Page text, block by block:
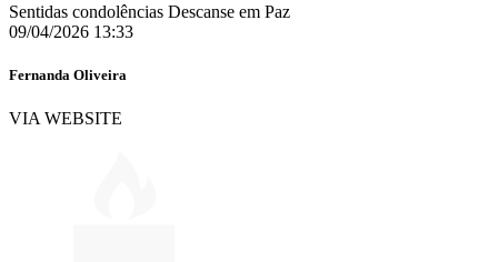
Sentidas condolências Descanse em Paz
09/04/2026 13:33
Fernanda Oliveira
VIA WEBSITE